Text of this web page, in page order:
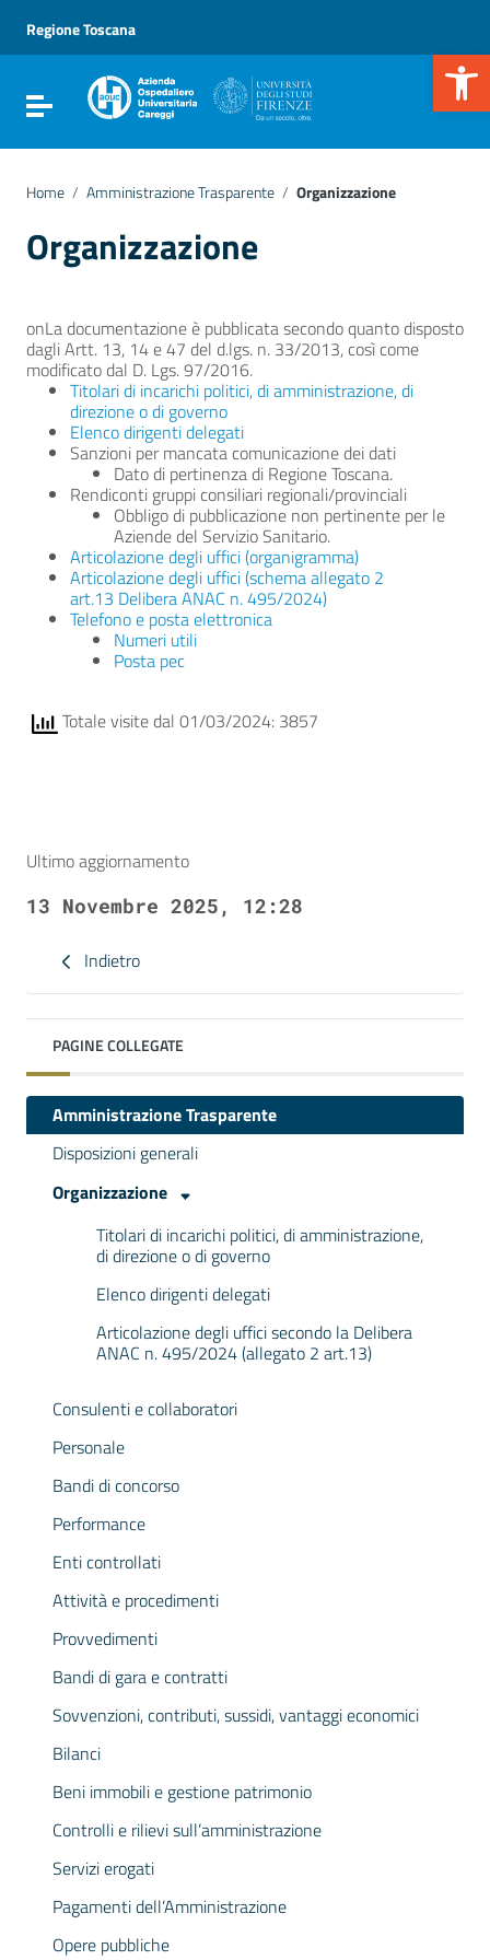
Vai al menu di navigazione
Vai al footer
Regione Toscana
Attiva / disattiva la navigazione
Home / Amministrazione Trasparente / Organizzazione
Organizzazione
Indietro
PAGINE COLLEGATE
Amministrazione Trasparente
Disposizioni generali
Organizzazione
Titolari di incarichi politici, di amministrazione,
di direzione o di governo
Elenco dirigenti delegati
Articolazione degli uffici secondo la Delibera
ANAC n. 495/2024 (allegato 2 art.13)
Consulenti e collaboratori
Personale
Bandi di concorso
Performance
Enti controllati
Attività e procedimenti
Provvedimenti
Bandi di gara e contratti
Sovvenzioni, contributi, sussidi, vantaggi economici
Bilanci
Beni immobili e gestione patrimonio
Controlli e rilievi sull’amministrazione
Servizi erogati
Pagamenti dell’Amministrazione
Opere pubbliche
onLa documentazione è pubblicata secondo quanto disposto
dagli Artt. 13, 14 e 47 del d.lgs. n. 33/2013, così come
modificato dal D. Lgs. 97/2016.
Titolari di incarichi politici, di amministrazione, di
direzione o di governo
Elenco dirigenti delegati
Sanzioni per mancata comunicazione dei dati
Dato di pertinenza di Regione Toscana.
Rendiconti gruppi consiliari regionali/provinciali
Obbligo di pubblicazione non pertinente per le
Aziende del Servizio Sanitario.
Articolazione degli uffici (organigramma)
Articolazione degli uffici (schema allegato 2
art.13 Delibera ANAC n. 495/2024)
Telefono e posta elettronica
Numeri utili
Posta pec
Totale visite dal 01/03/2024: 3857
Ultimo aggiornamento
13 Novembre 2025, 12:28